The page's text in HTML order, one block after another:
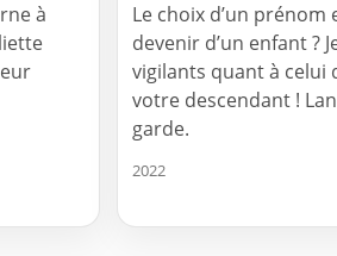
à
Le choix d’un
devenir d’un enfant ?
vigilants quant à celui
votre descendant !
garde.
2022